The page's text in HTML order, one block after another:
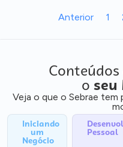
Anterior 1
o seu
Veja o que o Sebrae
Iniciando
um
Negócio
Pessoal